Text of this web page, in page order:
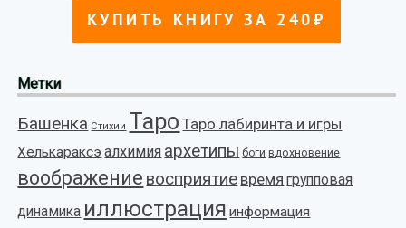
Метки
Башенка Стихии Таро Таро лабиринта и игры
Хелькараксэ алхимия архетипы боги вдохновение
воображение восприятие время групповая
динамика иллюстрация информация